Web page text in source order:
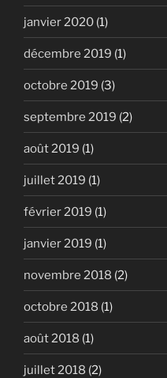
janvier 2020 (1)
décembre 2019 (1)
octobre 2019 (3)
septembre 2019 (2)
août 2019 (1)
juillet 2019 (1)
février 2019 (1)
janvier 2019 (1)
novembre 2018 (2)
octobre 2018 (1)
août 2018 (1)
juillet 2018 (2)